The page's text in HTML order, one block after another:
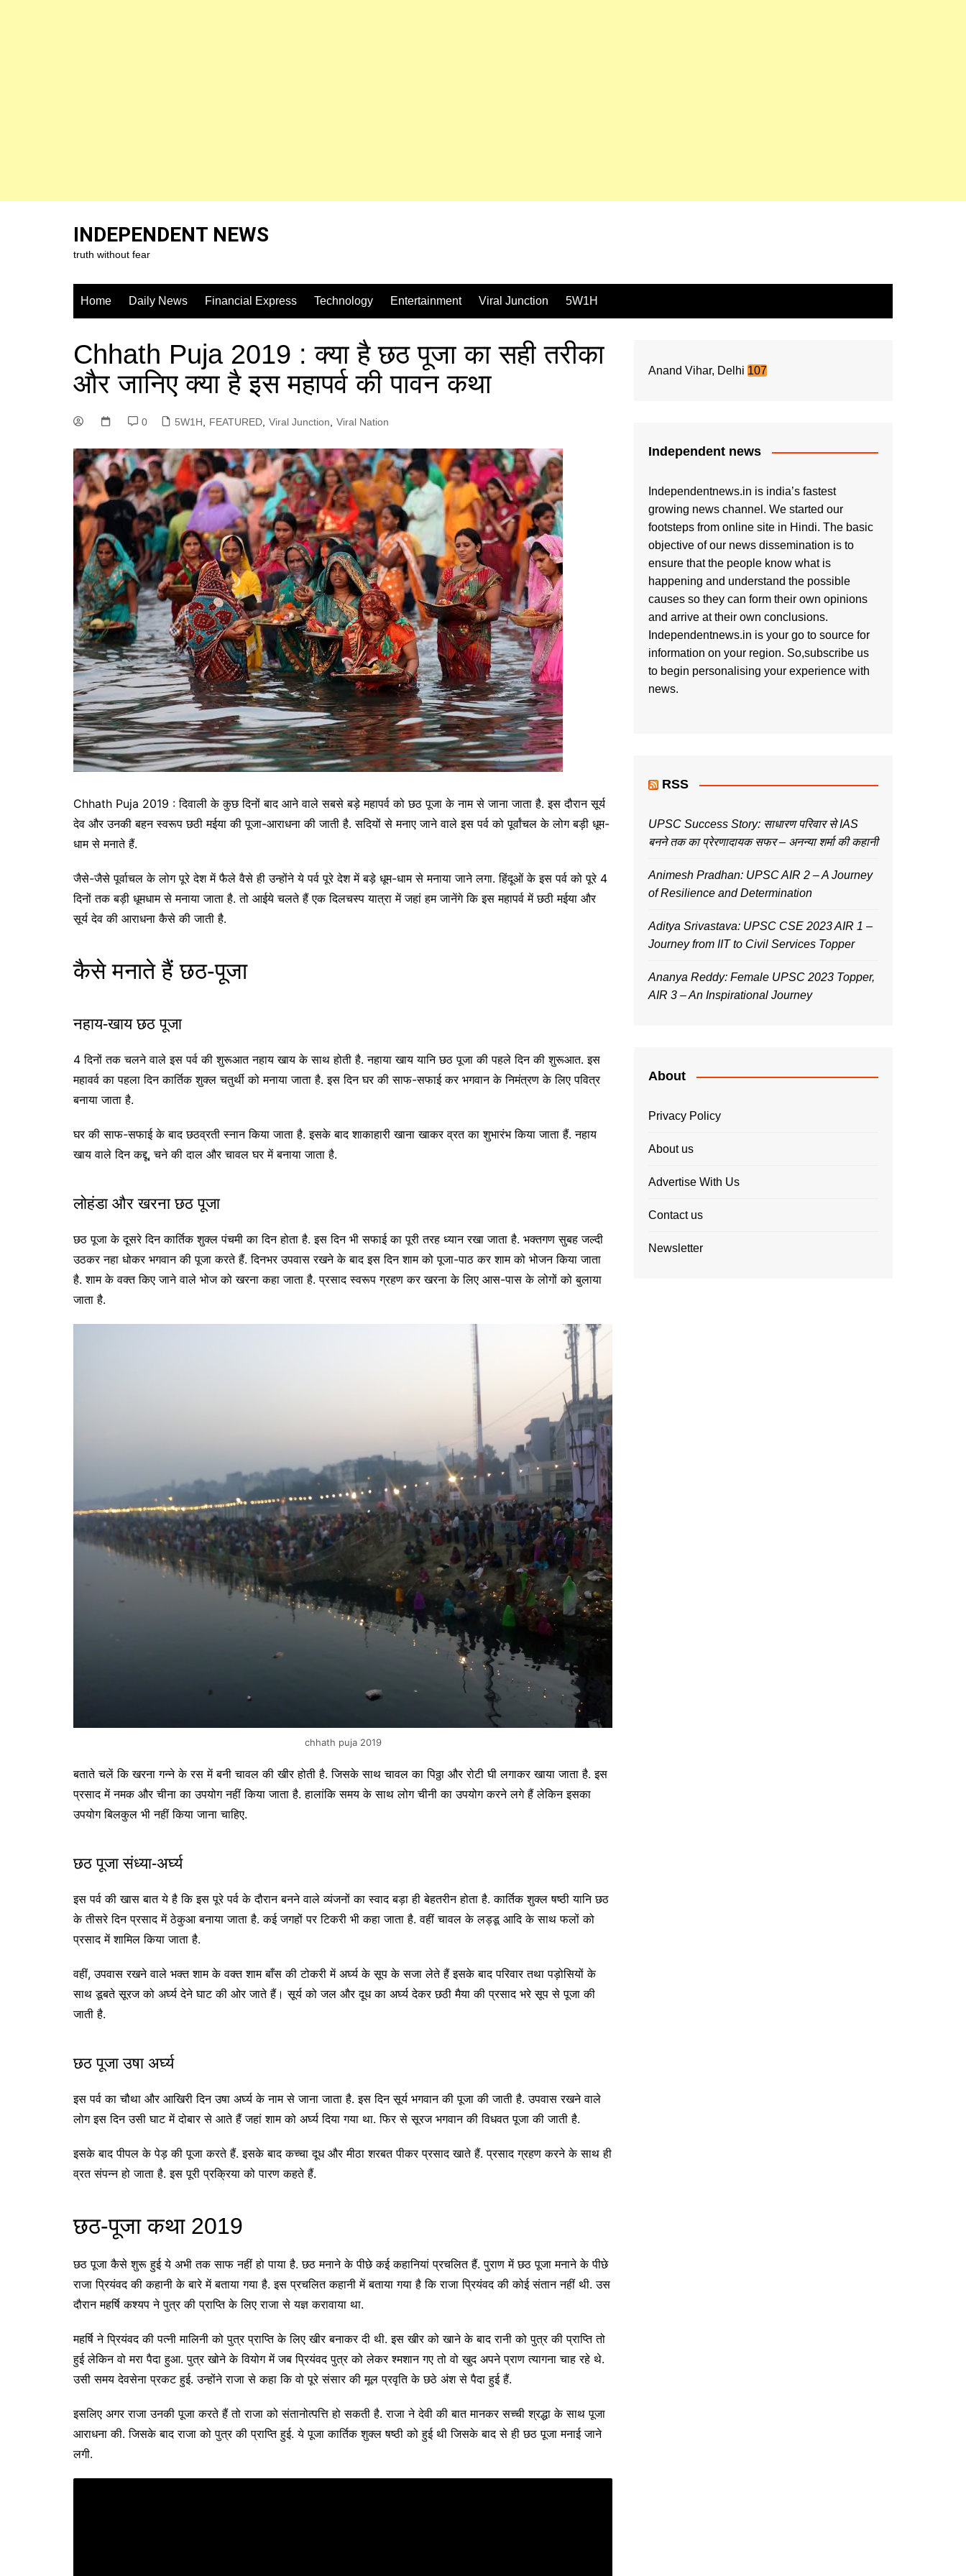
INDEPENDENT NEWS
truth without fear
Home Daily News Financial Express Technology Entertainment Viral Junction 5W1H
Chhath Puja 2019 : क्या है छठ पूजा का सही तरीका
और जानिए क्या है इस महापर्व की पावन कथा
0 5W1H FEATURED Viral Junction Viral Nation
Chhath Puja 2019 : दिवाली के कुछ दिनों बाद आने वाले सबसे बड़े महापर्व को छठ पूजा के नाम से जाना जाता है. इस दौरान सूर्य
देव और उनकी बहन स्वरूप छठी मईया की पूजा-आराधना की जाती है. सदियों से मनाए जाने वाले इस पर्व को पूर्वांचल के लोग बड़ी धूम-
धाम से मनाते हैं.
जैसे-जैसे पूर्वाचल के लोग पूरे देश में फैले वैसे ही उन्होंने ये पर्व पूरे देश में बड़े धूम-धाम से मनाया जाने लगा. हिंदूओं के इस पर्व को पूरे 4
दिनों तक बड़ी धूमधाम से मनाया जाता है. तो आईये चलते हैं एक दिलचस्प यात्रा में जहां हम जानेंगे कि इस महापर्व में छठी मईया और
सूर्य देव की आराधना कैसे की जाती है.
कैसे मनाते हैं छठ-पूजा
नहाय-खाय छठ पूजा
4 दिनों तक चलने वाले इस पर्व की शुरूआत नहाय खाय के साथ होती है. नहाया खाय यानि छठ पूजा की पहले दिन की शुरूआत. इस
महावर्व का पहला दिन कार्तिक शुक्ल चतुर्थी को मनाया जाता है. इस दिन घर की साफ-सफाई कर भगवान के निमंत्रण के लिए पवित्र
बनाया जाता है.
घर की साफ-सफाई के बाद छठव्रती स्नान किया जाता है. इसके बाद शाकाहारी खाना खाकर व्रत का शुभारंभ किया जाता हैं. नहाय
खाय वाले दिन कद्दू, चने की दाल और चावल घर में बनाया जाता है.
लोहंडा और खरना छठ पूजा
छठ पूजा के दूसरे दिन कार्तिक शुक्ल पंचमी का दिन होता है. इस दिन भी सफाई का पूरी तरह ध्यान रखा जाता है. भक्तगण सुबह जल्दी
उठकर नहा धोकर भगवान की पूजा करते हैं. दिनभर उपवास रखने के बाद इस दिन शाम को पूजा-पाठ कर शाम को भोजन किया जाता
है. शाम के वक्त किए जाने वाले भोज को खरना कहा जाता है. प्रसाद स्वरूप ग्रहण कर खरना के लिए आस-पास के लोगों को बुलाया
जाता है.
chhath puja 2019
बताते चलें कि खरना गन्ने के रस में बनी चावल की खीर होती है. जिसके साथ चावल का पिठ्ठा और रोटी घी लगाकर खाया जाता है. इस
प्रसाद में नमक और चीना का उपयोग नहीं किया जाता है. हालांकि समय के साथ लोग चीनी का उपयोग करने लगे हैं लेकिन इसका
उपयोग बिलकुल भी नहीं किया जाना चाहिए.
छठ पूजा संध्या-अर्घ्य
इस पर्व की खास बात ये है कि इस पूरे पर्व के दौरान बनने वाले व्यंजनों का स्वाद बड़ा ही बेहतरीन होता है. कार्तिक शुक्ल षष्ठी यानि छठ
के तीसरे दिन प्रसाद में ठेकुआ बनाया जाता है. कई जगहों पर टिकरी भी कहा जाता है. वहीं चावल के लड्डू आदि के साथ फलों को
प्रसाद में शामिल किया जाता है.
वहीं, उपवास रखने वाले भक्त शाम के वक्त शाम बाँस की टोकरी में अर्घ्य के सूप के सजा लेते हैं इसके बाद परिवार तथा पड़ोसियों के
साथ डूबते सूरज को अर्घ्य देने घाट की ओर जाते हैं। सूर्य को जल और दूध का अर्घ्य देकर छठी मैया की प्रसाद भरे सूप से पूजा की
जाती है.
छठ पूजा उषा अर्घ्य
इस पर्व का चौथा और आखिरी दिन उषा अर्घ्य के नाम से जाना जाता है. इस दिन सूर्य भगवान की पूजा की जाती है. उपवास रखने वाले
लोग इस दिन उसी घाट में दोबार से आते हैं जहां शाम को अर्घ्य दिया गया था. फिर से सूरज भगवान की विधवत पूजा की जाती है.
इसके बाद पीपल के पेड़ की पूजा करते हैं. इसके बाद कच्चा दूध और मीठा शरबत पीकर प्रसाद खाते हैं. प्रसाद ग्रहण करने के साथ ही
व्रत संपन्न हो जाता है. इस पूरी प्रक्रिया को पारण कहते हैं.
छठ-पूजा कथा 2019
छठ पूजा कैसे शुरू हुई ये अभी तक साफ नहीं हो पाया है. छठ मनाने के पीछे कई कहानियां प्रचलित हैं. पुराण में छठ पूजा मनाने के पीछे
राजा प्रियंवद की कहानी के बारे में बताया गया है. इस प्रचलित कहानी में बताया गया है कि राजा प्रियंवद की कोई संतान नहीं थी. उस
दौरान महर्षि कश्यप ने पुत्र की प्राप्ति के लिए राजा से यज्ञ करावाया था.
महर्षि ने प्रियंवद की पत्नी मालिनी को पुत्र प्राप्ति के लिए खीर बनाकर दी थी. इस खीर को खाने के बाद रानी को पुत्र की प्राप्ति तो
हुई लेकिन वो मरा पैदा हुआ. पुत्र खोने के वियोग में जब प्रियंवद पुत्र को लेकर श्मशान गए तो वो खुद अपने प्राण त्यागना चाह रहे थे.
उसी समय देवसेना प्रकट हुई. उन्होंने राजा से कहा कि वो पूरे संसार की मूल प्रवृति के छठे अंश से पैदा हुई हैं.
इसलिए अगर राजा उनकी पूजा करते हैं तो राजा को संतानोत्पत्ति हो सकती है. राजा ने देवी की बात मानकर सच्ची श्रद्धा के साथ पूजा
आराधना की. जिसके बाद राजा को पुत्र की प्राप्ति हुई. ये पूजा कार्तिक शुक्ल षष्ठी को हुई थी जिसके बाद से ही छठ पूजा मनाई जाने
लगी.
Anand Vihar, Delhi 107
Independent news
Independentnews.in is india’s fastest
growing news channel. We started our
footsteps from online site in Hindi. The basic
objective of our news dissemination is to
ensure that the people know what is
happening and understand the possible
causes so they can form their own opinions
and arrive at their own conclusions.
Independentnews.in is your go to source for
information on your region. So,subscribe us
to begin personalising your experience with
news.
RSS
UPSC Success Story: साधारण परिवार से IAS
बनने तक का प्रेरणादायक सफर – अनन्या शर्मा की कहानी
Animesh Pradhan: UPSC AIR 2 – A Journey
of Resilience and Determination
Aditya Srivastava: UPSC CSE 2023 AIR 1 –
Journey from IIT to Civil Services Topper
Ananya Reddy: Female UPSC 2023 Topper,
AIR 3 – An Inspirational Journey
About
Privacy Policy
About us
Advertise With Us
Contact us
Newsletter